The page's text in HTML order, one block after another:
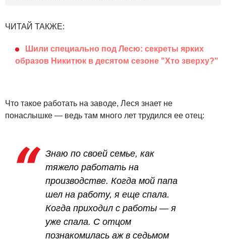
ЧИТАЙ ТАКЖЕ:
Шили специально под Лесю: секреты ярких
образов Никитюк в десятом сезоне "Хто зверху?"
Что такое работать на заводе, Леся знает не
понаслышке — ведь там много лет трудился ее отец:
Знаю по своей семье, как
тяжело работать на
производстве. Когда мой папа
шел на работу, я еще спала.
Когда приходил с работы — я
уже спала. С отцом
познакомилась аж в седьмом